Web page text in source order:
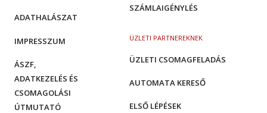
SZÁMLAIGÉNYLÉS
ÜZLETI PARTNEREKNEK
ÜZLETI CSOMAGFELADÁS
AUTOMATA KERESŐ
ELSŐ LÉPÉSEK
ADATHALÁSZAT
IMPRESSZUM
ÁSZF,
ADATKEZELÉS ÉS
CSOMAGOLÁSI
ÚTMUTATÓ